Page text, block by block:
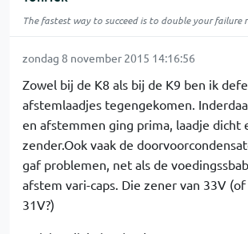
The fastest way to succeed is to double your failure
zondag 8 november 2015 14:16:56
Zowel bij de K8 als bij de K9 ben ik
afstemlaadjes tegengekomen.
en afstemmen ging prima, laadje dicht
zender.Ook vaak de
gaf problemen, net als de
afstem vari-caps. Die zener van 33V
31V?)